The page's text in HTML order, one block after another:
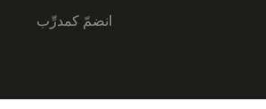
انضمّ كمدرِّب